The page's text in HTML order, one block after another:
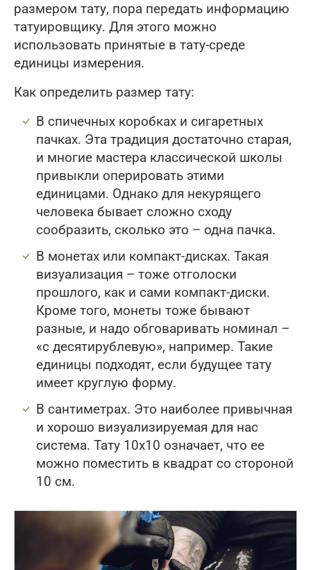
размером тату, пора передать информацию
татуировщику. Для этого можно
использовать принятые в тату-среде
единицы измерения.
Как определить размер тату:
В спичечных коробках и сигаретных
пачках. Эта традиция достаточно старая,
и многие мастера классической школы
привыкли оперировать этими
единицами. Однако для некурящего
человека бывает сложно сходу
сообразить, сколько это – одна пачка.
В монетах или компакт-дисках. Такая
визуализация – тоже отголоски
прошлого, как и сами компакт-диски.
Кроме того, монеты тоже бывают
разные, и надо обговаривать номинал –
«с десятирублевую», например. Такие
единицы подходят, если будущее тату
имеет круглую форму.
В сантиметрах. Это наиболее привычная
и хорошо визуализируемая для нас
система. Тату 10х10 означает, что ее
можно поместить в квадрат со стороной
10 см.